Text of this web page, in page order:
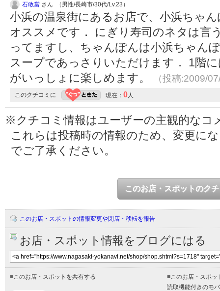
石敢當 さん （男性/長崎市/30代/Lv.23）
小浜の温泉街にあるお店で、小浜ちゃ
オススメです． にぎり寿司のネタは言
ってますし、ちゃんぽんは小浜ちゃん
スープであっさりいただけます． 1階
がいっしょに楽しめます。
（投稿:2009/
このクチコミに 現在： 0人
※クチコミ情報はユーザーの主観的なコ
これらは投稿時の情報のため、変更に
でご了承ください。
このお店・スポットのク
このお店・スポットの情報変更や閉店・移転を報告
お店・スポット情報をブログにはる
■このお店・スポットを共有する ■このお店・スポッ
読取機能付きのモ